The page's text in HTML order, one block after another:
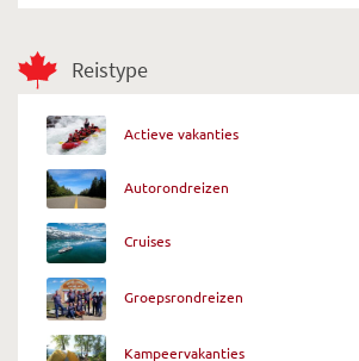
Reistype
Actieve vakanties
Autorondreizen
Cruises
Groepsrondreizen
Kampeervakanties